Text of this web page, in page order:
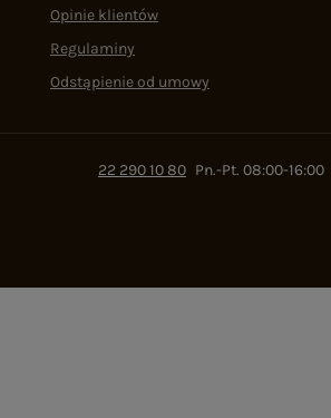
Opinie klientów
Regulaminy
Odstąpienie od umowy
22 290 10 80 Pn.-Pt. 08:00-16:00